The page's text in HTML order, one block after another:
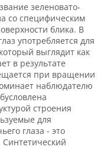
зеленовато-
со специфическим
блика. В
употребляется для
выглядит как
в результате
при вращении
наблюдателю
строения
для
глаза - это
Синтетический